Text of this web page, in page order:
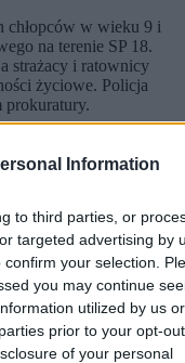
Information
to third parties, or
targeted advertising by
your selection.
you may continue
utilized by us or
prior to your opt-
of your personal
chłopców w wieku 9 i
na terenie SP 18.
strażacy i ratownicy
życiowe. Policja
prokuratury.